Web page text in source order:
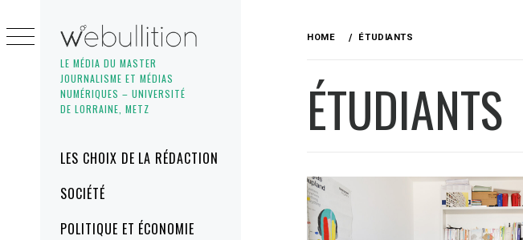
LE MÉDIA DU MASTER
JOURNALISME ET MÉDIAS
NUMÉRIQUES – UNIVERSITÉ
DE LORRAINE, METZ
MenuLES CHOIX DE LA RÉDACTION
SOCIÉTÉ
POLITIQUE ET ÉCONOMIE
to
content
HOME ÉTUDIANTS
ÉTUDIANTS